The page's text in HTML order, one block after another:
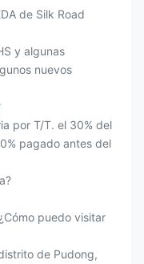
de Silk Road
y algunas
nuevos
por T/T. el 30% del
pagado antes del
puedo visitar
de Pudong,